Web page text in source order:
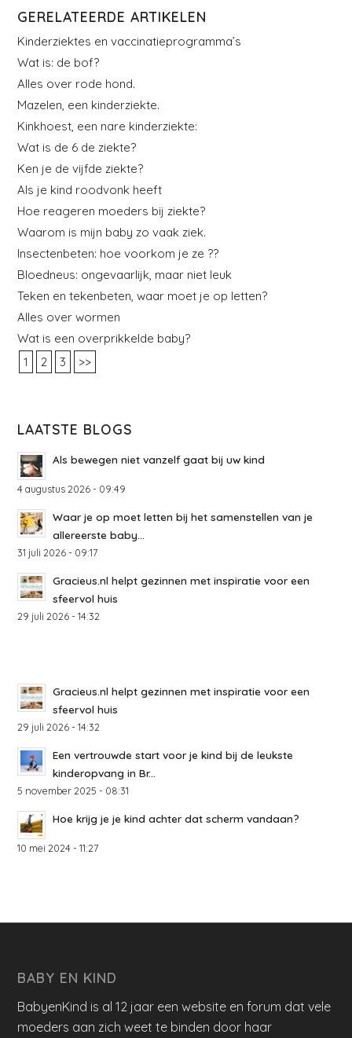
GERELATEERDE ARTIKELEN
Kinderziektes en vaccinatieprogramma’s
Wat is: de bof?
Alles over rode hond.
Mazelen, een kinderziekte.
Kinkhoest, een nare kinderziekte:
Wat is de 6 de ziekte?
Ken je de vijfde ziekte?
Als je kind roodvonk heeft
Hoe reageren moeders bij ziekte?
Waarom is mijn baby zo vaak ziek.
Insectenbeten: hoe voorkom je ze ??
Bloedneus: ongevaarlijk, maar niet leuk
Teken en tekenbeten, waar moet je op letten?
Alles over wormen
Wat is een overprikkelde baby?
1
2 3 >>
LAATSTE BLOGS
Als bewegen niet vanzelf gaat bij uw kind
4 augustus 2026 - 09:49
Waar je op moet letten bij het samenstellen van je
allereerste baby...
31 juli 2026 - 09:17
Gracieus.nl helpt gezinnen met inspiratie voor een
sfeervol huis
29 juli 2026 - 14:32
Gracieus.nl helpt gezinnen met inspiratie voor een
sfeervol huis
29 juli 2026 - 14:32
Een vertrouwde start voor je kind bij de leukste
kinderopvang in Br...
5 november 2025 - 08:31
Hoe krijg je je kind achter dat scherm vandaan?
10 mei 2024 - 11:27
BABY EN KIND
BabyenKind is al 12 jaar een website en forum dat vele
moeders aan zich weet te binden door haar